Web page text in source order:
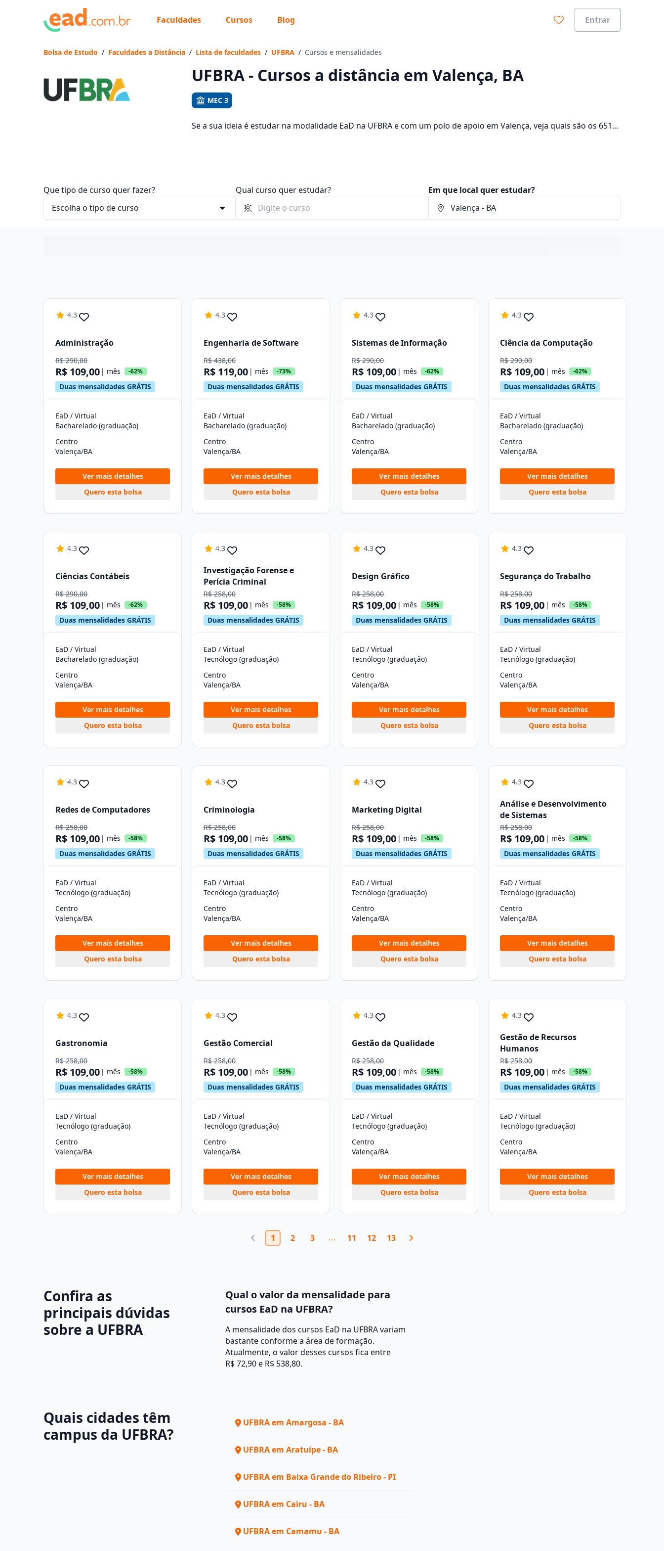
Faculdades Cursos Blog Entrar
Vamos te guiar no caminho ideal para seus estudos
Bolsa de Estudo / Faculdades a Distância / Lista de faculdades / UFBRA / Cursos e mensalidades
UFBRA - Cursos a distância em Valença, BA
MEC 3
Se a sua ideia é estudar na modalidade EaD na UFBRA e com um polo de apoio em Valença, veja quais são os 651
Que tipo de curso quer fazer? Qual curso quer estudar? Em que local quer estudar?
4.3
Administração
R$ 290,00
R$ 109,00 | mês -62%
Duas mensalidades GRÁTIS
EaD / Virtual
Bacharelado (graduação)
Centro
Valença/BA
Ver mais detalhes
Quero esta bolsa
4.3
Engenharia de Software
R$ 438,00
R$ 119,00 | mês -73%
Duas mensalidades GRÁTIS
EaD / Virtual
Bacharelado (graduação)
Centro
Valença/BA
Ver mais detalhes
Quero esta bolsa
4.3
Sistemas de Informação
R$ 290,00
R$ 109,00 | mês -62%
Duas mensalidades GRÁTIS
EaD / Virtual
Bacharelado (graduação)
Centro
Valença/BA
Ver mais detalhes
Quero esta bolsa
4.3
Ciência da Computação
R$ 290,00
R$ 109,00 | mês -62%
Duas mensalidades GRÁTIS
EaD / Virtual
Bacharelado (graduação)
Centro
Valença/BA
Ver mais detalhes
Quero esta bolsa
4.3
Ciências Contábeis
R$ 290,00
R$ 109,00 | mês -62%
Duas mensalidades GRÁTIS
EaD / Virtual
Bacharelado (graduação)
Centro
Valença/BA
Ver mais detalhes
Quero esta bolsa
4.3
Investigação Forense e
Perícia Criminal
R$ 258,00
R$ 109,00 | mês -58%
Duas mensalidades GRÁTIS
EaD / Virtual
Tecnólogo (graduação)
Centro
Valença/BA
Ver mais detalhes
Quero esta bolsa
4.3
Design Gráfico
R$ 258,00
R$ 109,00 | mês -58%
Duas mensalidades GRÁTIS
EaD / Virtual
Tecnólogo (graduação)
Centro
Valença/BA
Ver mais detalhes
Quero esta bolsa
4.3
Segurança do Trabalho
R$ 258,00
R$ 109,00 | mês -58%
Duas mensalidades GRÁTIS
EaD / Virtual
Tecnólogo (graduação)
Centro
Valença/BA
Ver mais detalhes
Quero esta bolsa
4.3
Redes de Computadores
R$ 258,00
R$ 109,00 | mês -58%
Duas mensalidades GRÁTIS
EaD / Virtual
Tecnólogo (graduação)
Centro
Valença/BA
Ver mais detalhes
Quero esta bolsa
4.3
Criminologia
R$ 258,00
R$ 109,00 | mês -58%
Duas mensalidades GRÁTIS
EaD / Virtual
Tecnólogo (graduação)
Centro
Valença/BA
Ver mais detalhes
Quero esta bolsa
4.3
Marketing Digital
R$ 258,00
R$ 109,00 | mês -58%
Duas mensalidades GRÁTIS
EaD / Virtual
Tecnólogo (graduação)
Centro
Valença/BA
Ver mais detalhes
Quero esta bolsa
4.3
Análise e Desenvolvimento
de Sistemas
R$ 258,00
R$ 109,00 | mês -58%
Duas mensalidades GRÁTIS
EaD / Virtual
Tecnólogo (graduação)
Centro
Valença/BA
Ver mais detalhes
Quero esta bolsa
4.3
Gastronomia
R$ 258,00
R$ 109,00 | mês -58%
Duas mensalidades GRÁTIS
EaD / Virtual
Tecnólogo (graduação)
Centro
Valença/BA
Ver mais detalhes
Quero esta bolsa
4.3
Gestão Comercial
R$ 258,00
R$ 109,00 | mês -58%
Duas mensalidades GRÁTIS
EaD / Virtual
Tecnólogo (graduação)
Centro
Valença/BA
Ver mais detalhes
Quero esta bolsa
4.3
Gestão da Qualidade
R$ 258,00
R$ 109,00 | mês -58%
Duas mensalidades GRÁTIS
EaD / Virtual
Tecnólogo (graduação)
Centro
Valença/BA
Ver mais detalhes
Quero esta bolsa
4.3
Gestão de Recursos
Humanos
R$ 258,00
R$ 109,00 | mês -58%
Duas mensalidades GRÁTIS
EaD / Virtual
Tecnólogo (graduação)
Centro
Valença/BA
Ver mais detalhes
Quero esta bolsa
1 2 3 11 12 13
Confira as
principais dúvidas
sobre a UFBRA
Qual o valor da mensalidade para
cursos EaD na UFBRA?
A mensalidade dos cursos EaD na UFBRA variam
bastante conforme a área de formação.
Atualmente, o valor desses cursos fica entre
R$ 72,90 e R$ 538,80.
Quais cidades têm
campus da UFBRA?
UFBRA em Amargosa - BA
UFBRA em Aratuípe - BA
UFBRA em Baixa Grande do Ribeiro - PI
UFBRA em Cairu - BA
UFBRA em Camamu - BA